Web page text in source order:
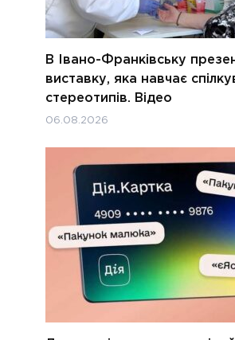
В Івано-Франківську
виставку, яка навчає
стереотипів. Відео
06.08.2026